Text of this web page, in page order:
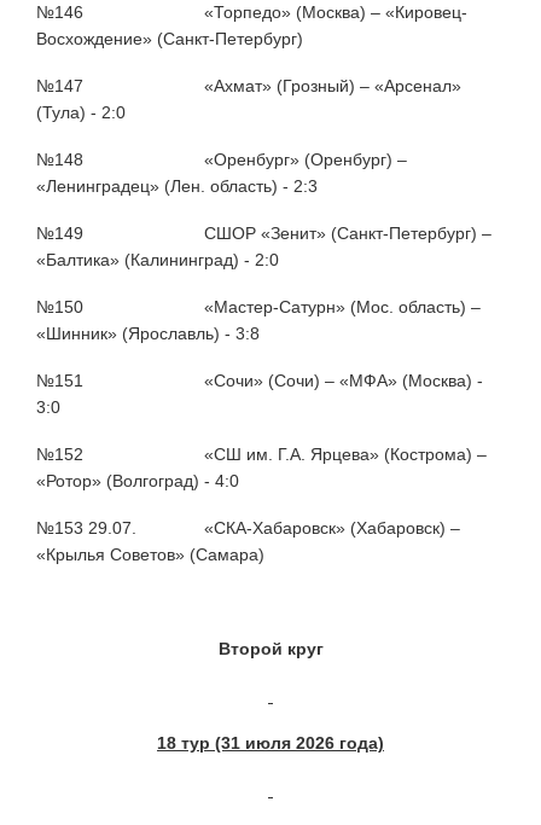
№146 «Торпедо» (Москва) – «Кировец-
Восхождение» (Санкт-Петербург)
№147 «Ахмат» (Грозный) – «Арсенал»
(Тула) - 2:0
№148 «Оренбург» (Оренбург) –
«Ленинградец» (Лен. область) - 2:3
№149 СШОР «Зенит» (Санкт-Петербург) –
«Балтика» (Калининград) - 2:0
№150 «Мастер-Сатурн» (Мос. область) –
«Шинник» (Ярославль) - 3:8
№151 «Сочи» (Сочи) – «МФА» (Москва) -
3:0
№152 «СШ им. Г.А. Ярцева» (Кострома) –
«Ротор» (Волгоград) - 4:0
№153 29.07. «СКА-Хабаровск» (Хабаровск) –
«Крылья Советов» (Самара)
Второй круг
18 тур (31 июля 2026 года)